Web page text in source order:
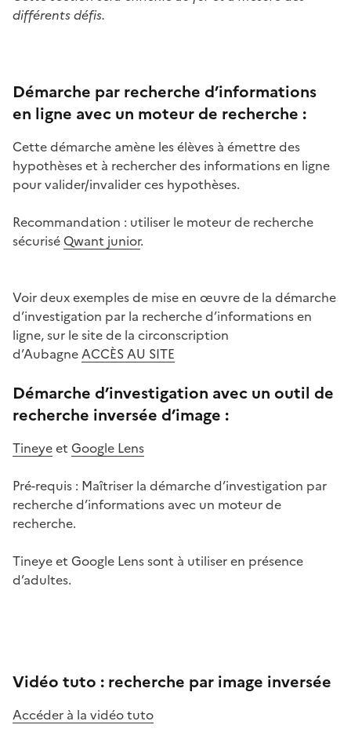
différents défis.
Démarche par recherche d’informations
en ligne avec un moteur de recherche :
Cette démarche amène les élèves à émettre des
hypothèses et à rechercher des informations en ligne
pour valider/invalider ces hypothèses.
Recommandation : utiliser le moteur de recherche
sécurisé Qwant junior.
Voir deux exemples de mise en œuvre de la démarche
d’investigation par la recherche d’informations en
ligne, sur le site de la circonscription
d’AubagneACCÈS AU SITE
Démarche d’investigation avec un outil de
recherche inversée d’image :
Tineyeet Google Lens
Pré-requis : Maîtriser la démarche d’investigation par
recherche d’informations avec un moteur de
recherche.
Tineye et Google Lens sont à utiliser en présence
d’adultes.
Vidéo tuto : recherche par image inversée
Accéder à la vidéo tuto